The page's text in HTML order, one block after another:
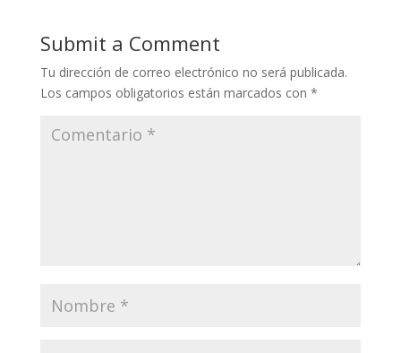
Submit a Comment
Tu dirección de correo electrónico no será publicada.
Los campos obligatorios están marcados con *